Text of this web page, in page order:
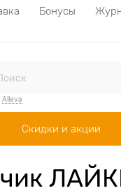
Бонусы
Alleva
Скидки и акции